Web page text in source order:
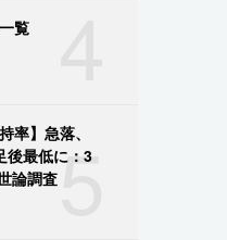
覧
5
率】急落、
後最低に：3
論調査